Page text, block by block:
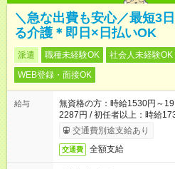
＼急な出費も安心／最短3
る介護＊即日×日払いOK
派遣 職種未経験OK 社会人未経験OK
WEB登録・面接OK
給与
無資格の方：時給1530円～
2287円 / 初任者以上：時
日収例：1万2240円（時給
交通費別途支給あり
交通費 全額支給